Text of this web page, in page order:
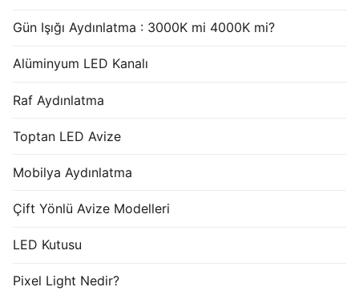
Gün Işığı Aydınlatma : 3000K mi 4000K mi?
Alüminyum LED Kanalı
Raf Aydınlatma
Toptan LED Avize
Mobilya Aydınlatma
Çift Yönlü Avize Modelleri
LED Kutusu
Pixel Light Nedir?